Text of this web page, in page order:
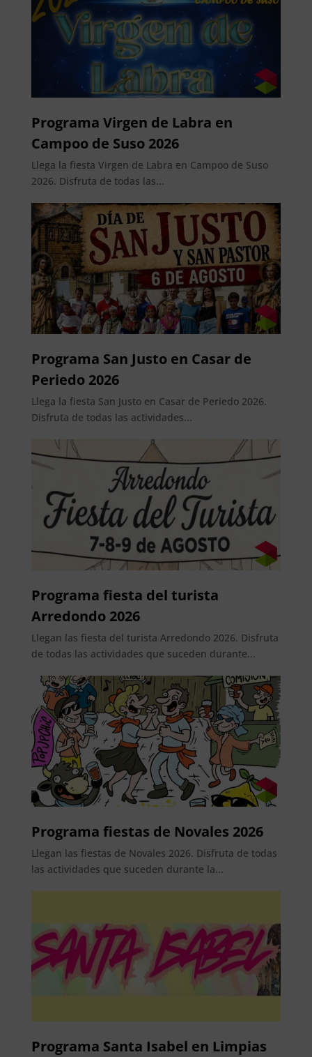
Programa Virgen de Labra en
Campoo de Suso 2026
Llega la fiesta Virgen de Labra en Campoo de Suso
2026. Disfruta de todas las...
Programa San Justo en Casar de
Periedo 2026
Llega la fiesta San Justo en Casar de Periedo 2026.
Disfruta de todas las actividades...
Programa fiesta del turista
Arredondo 2026
Llegan las fiesta del turista Arredondo 2026. Disfruta
de todas las actividades que suceden durante...
Programa fiestas de Novales 2026
Llegan las fiestas de Novales 2026. Disfruta de todas
las actividades que suceden durante la...
Programa Santa Isabel en Limpias